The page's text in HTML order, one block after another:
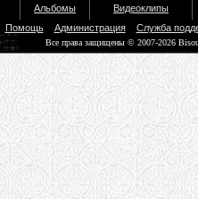
Альбомы
Видеоклипы
Помощь Администрация Служба
Все права защищены © 2007-2026